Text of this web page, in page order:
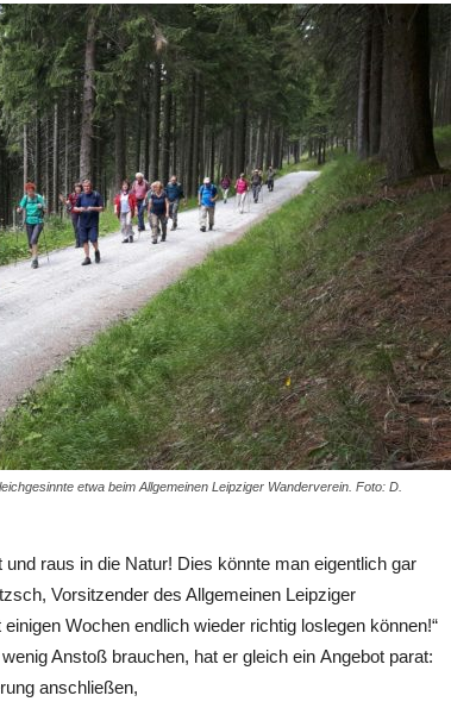
etwa beim Allgemeinen Leipziger Wanderverein. Foto: D.
raus in die Natur! Dies könnte man eigentlich gar
Vorsitzender des Allgemeinen Leipziger
Wochen endlich wieder richtig loslegen können!“
Anstoß brauchen, hat er gleich ein Angebot parat:
anschließen,